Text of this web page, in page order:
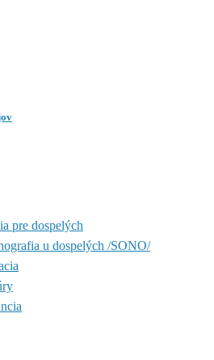
pre dospelých
u dospelých /SONO/